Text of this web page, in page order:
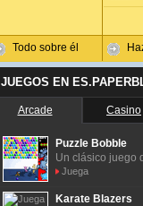
Todo sobre él
JUEGOS EN
Arcade Casino
Puzzle Bobble
Un clásico juego
Juega
Karate Blazers